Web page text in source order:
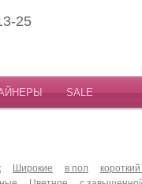
25
SALE
Широкие в пол